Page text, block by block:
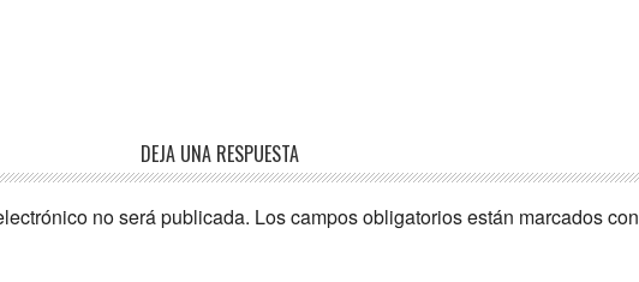
DEJA UNA RESPUESTA
no será publicada. Los campos obligatorios están marcados con